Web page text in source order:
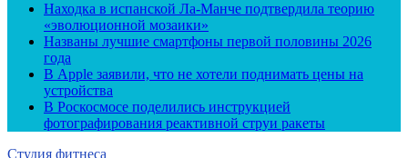
Находка в испанской Ла-Манче подтвердила теорию
«эволюционной мозаики»
Названы лучшие смартфоны первой половины 2026
года
В Apple заявили, что не хотели поднимать цены на
устройства
В Роскосмосе поделились инструкцией
фотографирования реактивной струи ракеты
Студия фитнеса